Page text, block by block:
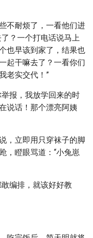
不耐烦了，一看他们进
？一个打电话说马上
也早该到家了，结果也
起干嘛去了？一看你们
老实交代！”
报，我放学回来的时
说话！那个漂亮阿姨
，立即用只穿袜子的脚
，瞪眼骂道：“小兔崽
编排，就该好好教